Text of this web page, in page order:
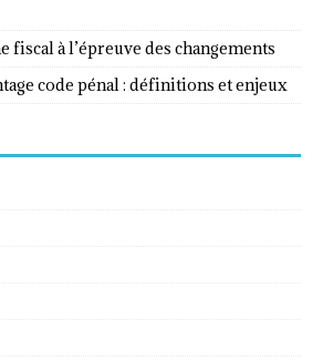
fiscal à l’épreuve des changements
code pénal : définitions et enjeux